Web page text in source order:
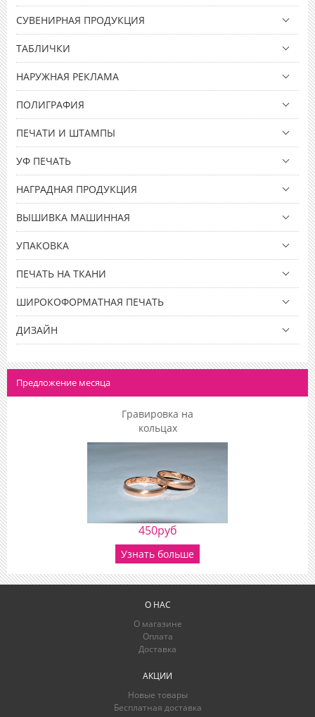
СУВЕНИРНАЯ ПРОДУКЦИЯ
ТАБЛИЧКИ
НАРУЖНАЯ РЕКЛАМА
ПОЛИГРАФИЯ
ПЕЧАТИ И ШТАМПЫ
УФ ПЕЧАТЬ
НАГРАДНАЯ ПРОДУКЦИЯ
ВЫШИВКА МАШИННАЯ
УПАКОВКА
ПЕЧАТЬ НА ТКАНИ
ШИРОКОФОРМАТНАЯ ПЕЧАТЬ
ДИЗАЙН
Предложение месяца
Гравировка на
кольцах
450руб
Узнать больше
О НАС
О магазине
Оплата
Доставка
АКЦИИ
Новые товары
Бесплатная доставка